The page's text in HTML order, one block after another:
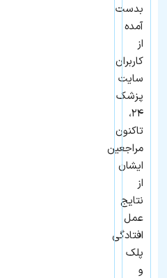
بدست
آمده
از
کاربران
سایت
پزشک
۲۴،
تاکنون
مراجعین
ایشان
از
نتایج
عمل
افتادگی
پلک
و